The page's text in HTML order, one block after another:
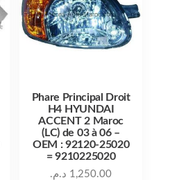
Phare Principal Droit
H4 HYUNDAI
ACCENT 2 Maroc
(LC) de 03 à 06 –
OEM : 92120-25020
= 9210225020
1,250.00 د.م.